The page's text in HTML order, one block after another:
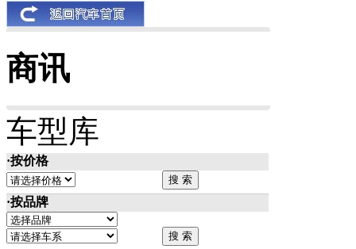
商讯
车型库
·按价格
·按品牌